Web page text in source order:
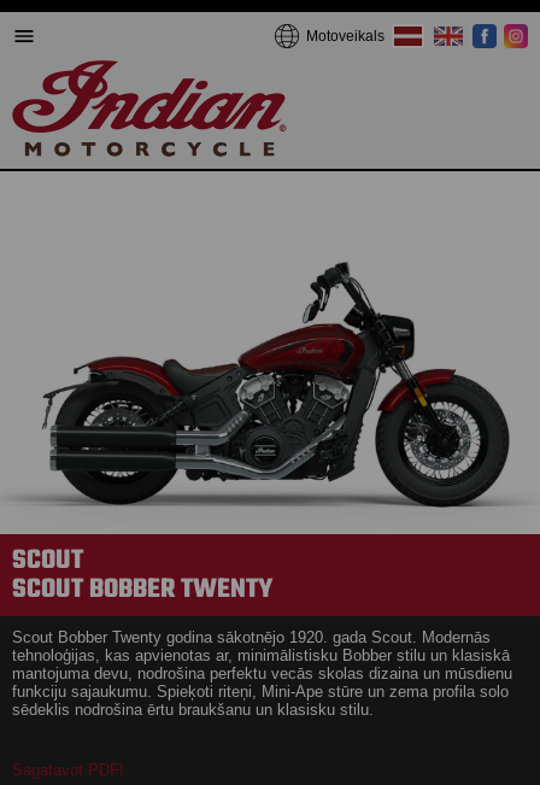
Motoveikals
SCOUT
SCOUT BOBBER TWENTY
Scout Bobber Twenty godina sākotnējo 1920. gada Scout. Modernās
tehnoloģijas, kas apvienotas ar, minimālistisku Bobber stilu un klasiskā
mantojuma devu, nodrošina perfektu vecās skolas dizaina un mūsdienu
funkciju sajaukumu. Spieķoti riteņi, Mini-Ape stūre un zema profila solo
sēdeklis nodrošina ērtu braukšanu un klasisku stilu.
Sagatavot PDF!